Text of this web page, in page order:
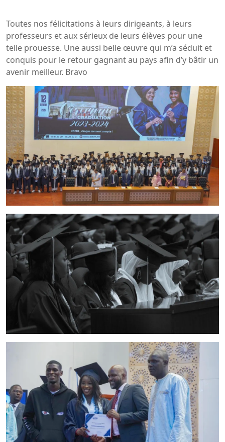
Toutes nos félicitations à leurs dirigeants, à leurs
professeurs et aux sérieux de leurs élèves pour une
telle prouesse. Une aussi belle œuvre qui m’a séduit et
conquis pour le retour gagnant au pays afin d’y bâtir un
avenir meilleur. Bravo